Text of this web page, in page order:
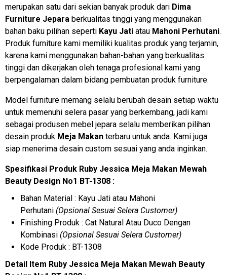
merupakan satu dari sekian banyak produk dari Dima
Furniture Jepara berkualitas tinggi yang menggunakan
bahan baku pilihan seperti Kayu Jati atau Mahoni Perhutani.
Produk furniture kami memiliki kualitas produk yang terjamin,
karena kami menggunakan bahan-bahan yang berkualitas
tinggi dan dikerjakan oleh tenaga profesional kami yang
berpengalaman dalam bidang pembuatan produk furniture.
Model furniture memang selalu berubah desain setiap waktu
untuk memenuhi selera pasar yang berkembang, jadi kami
sebagai produsen mebel jepara selalu memberikan pilihan
desain produk Meja Makan terbaru untuk anda. Kami juga
siap menerima desain custom sesuai yang anda inginkan.
Spesifikasi Produk Ruby Jessica Meja Makan Mewah
Beauty Design No1 BT-1308 :
Bahan Material : Kayu Jati atau Mahoni
Perhutani (Opsional Sesuai Selera Customer)
Finishing Produk : Cat Natural Atau Duco Dengan
Kombinasi (Opsional Sesuai Selera Customer)
Kode Produk : BT-1308
Detail Item Ruby Jessica Meja Makan Mewah Beauty